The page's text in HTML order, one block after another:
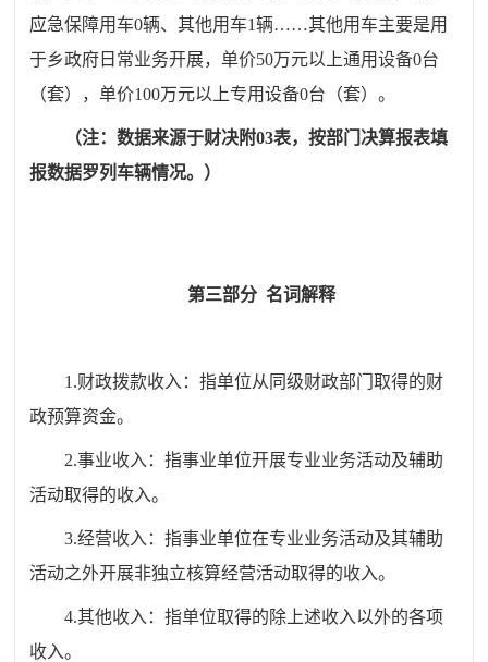
应急保障用车0辆、其他用车1辆……其他用车主要是用
于乡政府日常业务开展，单价50万元以上通用设备0台
（套），单价100万元以上专用设备0台（套）。
（注：数据来源于财决附03表，按部门决算报表填
报数据罗列车辆情况。）
第三部分 名词解释
1.财政拨款收入：指单位从同级财政部门取得的财
政预算资金。
2.事业收入：指事业单位开展专业业务活动及辅助
活动取得的收入。
3.经营收入：指事业单位在专业业务活动及其辅助
活动之外开展非独立核算经营活动取得的收入。
4.其他收入：指单位取得的除上述收入以外的各项
收入。